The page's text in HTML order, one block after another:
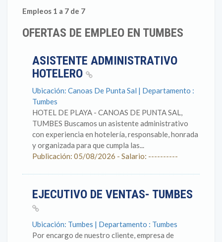
Empleos 1 a 7 de 7
OFERTAS DE EMPLEO EN TUMBES
ASISTENTE ADMINISTRATIVO
HOTELERO
Ubicación: Canoas De Punta Sal | Departamento :
Tumbes
HOTEL DE PLAYA - CANOAS DE PUNTA SAL,
TUMBES Buscamos un asistente administrativo
con experiencia en hotelería, responsable, honrada
y organizada para que cumpla las...
Publicación: 05/08/2026 - Salario: ----------
EJECUTIVO DE VENTAS- TUMBES
Ubicación: Tumbes | Departamento : Tumbes
Por encargo de nuestro cliente, empresa de